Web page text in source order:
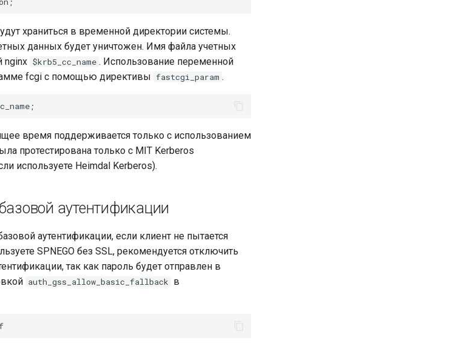
храниться в временной директории системы.
данных будет уничтожен. Имя файла учетных
nginx $krb5_cc_name . Использование переменной
fcgi с помощью директивы fastcgi_param .
время поддерживается только с использованием
протестирована только с MIT Kerberos
используете Heimdal Kerberos).
аутентификации
аутентификации, если клиент не пытается
SPNEGO без SSL, рекомендуется отключить
так как пароль будет отправлен в
auth_gss_allow_basic_fallback в